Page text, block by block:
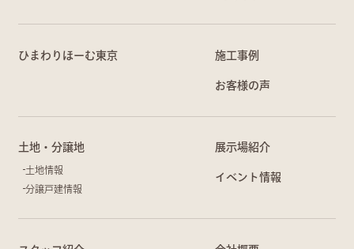
ひまわりほーむ東京 施工事例
お客様の声
土地・分譲地
土地情報
分譲戸建情報
展示場紹介
イベント情報